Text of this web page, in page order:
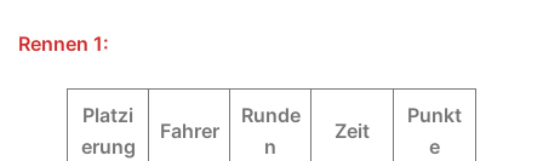
Rennen 1:
Platzi
erung
Fahrer
Runde
n
Zeit
Punkt
e